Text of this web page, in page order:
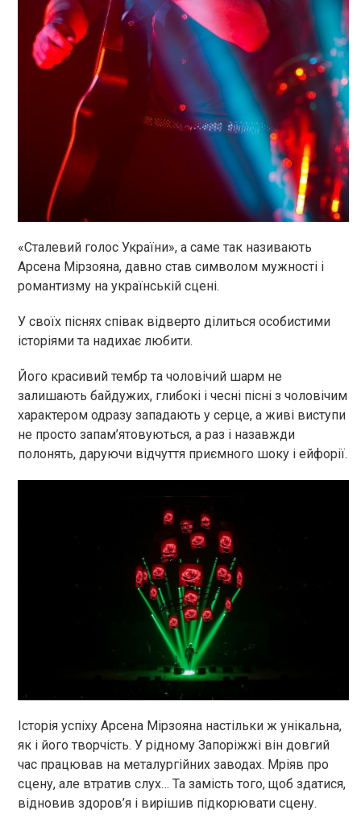
«Сталевий голос України», а саме так називають
Арсена Мірзояна, давно став символом мужності і
романтизму на українській сцені.
У своїх піснях співак відверто ділиться особистими
історіями та надихає любити.
Його красивий тембр та чоловічий шарм не
залишають байдужих, глибокі і чесні пісні з чоловічим
характером одразу западають у серце, а живі виступи
не просто запам’ятовуються, а раз і назавжди
полонять, даруючи відчуття приємного шоку і ейфорії.
Історія успіху Арсена Мірзояна настільки ж унікальна,
як і його творчість. У рідному Запоріжжі він довгий
час працював на металургійних заводах. Мріяв про
сцену, але втратив слух… Та замість того, щоб здатися,
відновив здоров’я і вирішив підкорювати сцену.